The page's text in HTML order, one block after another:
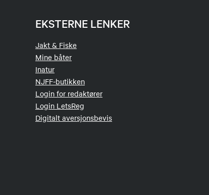
EKSTERNE LENKER
Jakt & Fiske
Mine båter
Inatur
NJFF-butikken
Login for redaktører
Login LetsReg
Digitalt aversjonsbevis